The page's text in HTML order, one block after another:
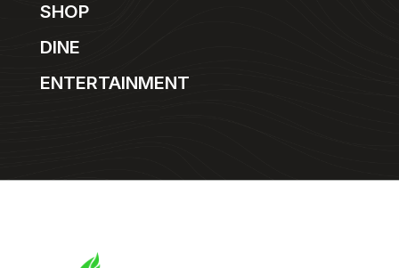
SHOP
DINE
ENTERTAINMENT